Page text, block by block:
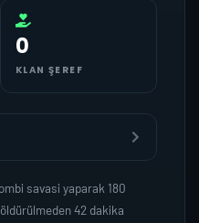
0
KLAN ŞEREF
savasi yaparak 180
42 dakika